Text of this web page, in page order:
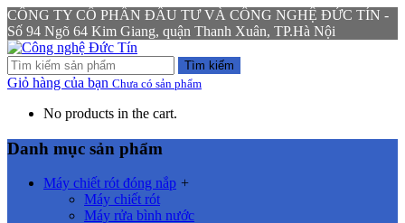
CÔNG TY CỔ PHẦN ĐẦU TƯ VÀ CÔNG NGHỆ ĐỨC TÍN -
Số 94 Ngõ 64 Kim Giang, quận Thanh Xuân, TP.Hà Nội
Tìm kiếm
Giỏ hàng của bạn Chưa có sản phẩm
No products in the cart.
Danh mục sản phẩm
Máy chiết rót đóng nắp +
Máy chiết rót
Máy rửa bình nước